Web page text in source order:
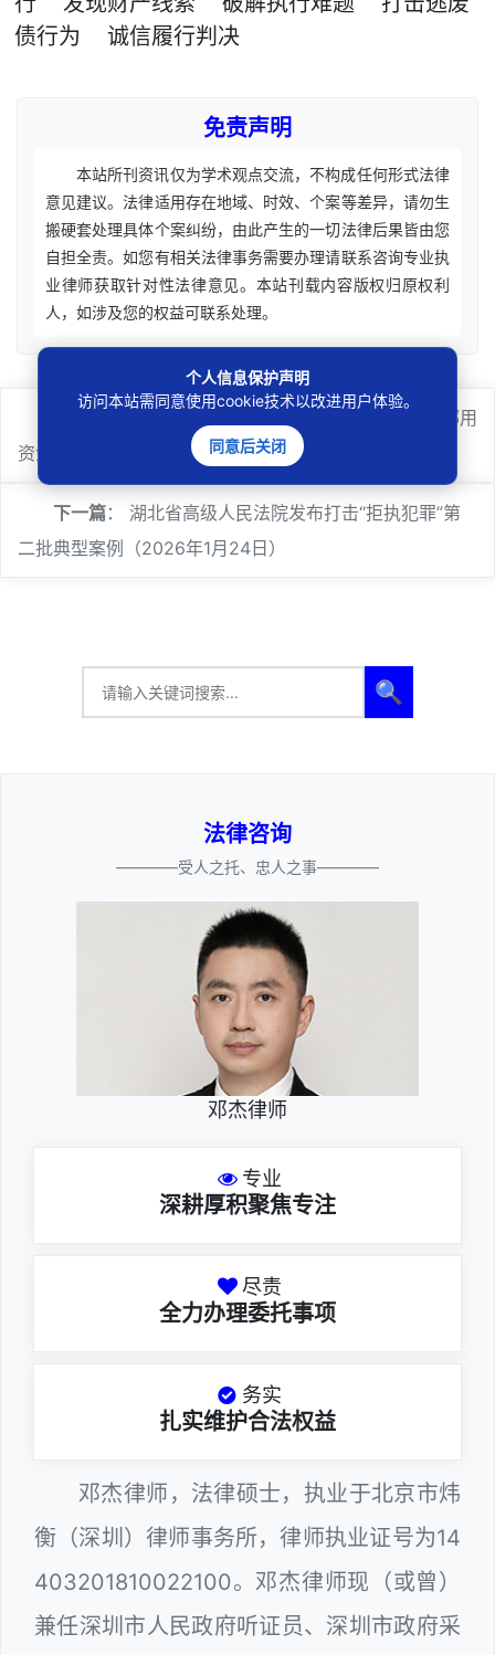
债行为
诚信履行判决
免责声明
本站所刊资讯仅为学术观点交流，不构成任何形式法律
意见建议。法律适用存在地域、时效、个案等差异，请勿生
搬硬套处理具体个案纠纷，由此产生的一切法律后果皆由您
自担全责。如您有相关法律事务需要办理请联系咨询专业执
业律师获取针对性法律意见。本站刊载内容版权归原权利
人，如涉及您的权益可联系处理。
财务造假+虚假破产双罪并罚：企业老板挪用
资金、虚构债务终落法网
下一篇： 湖北省高级人民法院发布打击“拒执犯罪”第
二批典型案例（2026年1月24日）
🔍
法律咨询
————受人之托、忠人之事————
邓杰律师
专业
深耕厚积聚焦专注
尽责
全力办理委托事项
务实
扎实维护合法权益
邓杰律师，法律硕士，执业于北京市炜
衡（深圳）律师事务所，律师执业证号为14
403201810022100。邓杰律师现（或曾）
兼任深圳市人民政府听证员、深圳市政府采
个人信息保护声明
访问本站需同意使用cookie技术以改进用户体验。
同意后关闭